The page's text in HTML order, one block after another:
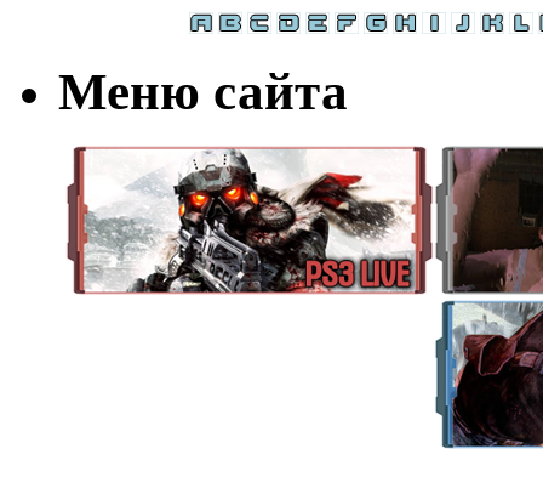
Меню сайта